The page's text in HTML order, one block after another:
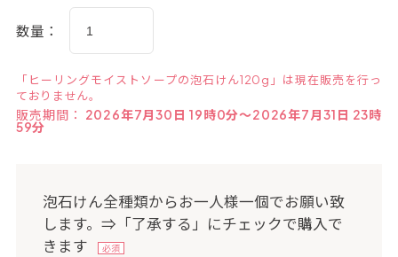
数量：
「ヒーリングモイストソープの泡石けん120g」は現在販売を行っ
ておりません。
販売期間： 2026年7月30日 19時0分～2026年7月31日 23時
59分
泡石けん全種類からお一人様一個でお願い致
します。⇒「了承する」にチェックで購入で
きます